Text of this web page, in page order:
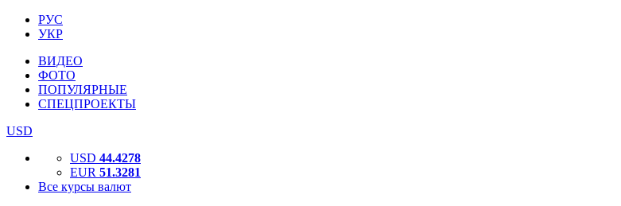
РУС
УКР
ВИДЕО
ФОТО
ПОПУЛЯРНЫЕ
СПЕЦПРОЕКТЫ
USD
USD 44.4278
EUR 51.3281
Все курсы валют